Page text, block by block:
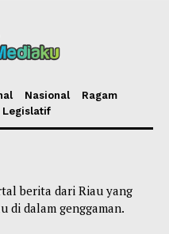
Nasional
Ragam
Legislatif
berita dari Riau yang
di dalam genggaman.